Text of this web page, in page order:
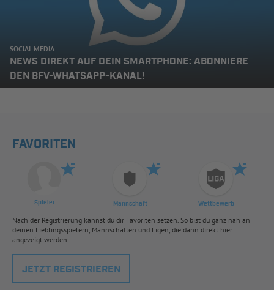
SOCIAL MEDIA
NEWS DIREKT AUF DEIN SMARTPHONE: ABONNIERE
DEN BFV-WHATSAPP-KANAL!
FAVORITEN
Spieler Mannschaft Wettbewerb
Nach der Registrierung kannst du dir Favoriten setzen. So bist du ganz nah an
deinen Lieblingsspielern, Mannschaften und Ligen, die dann direkt hier
angezeigt werden.
JETZT REGISTRIEREN